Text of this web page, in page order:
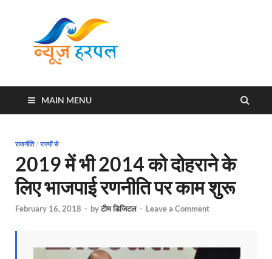
MAIN MENU
राजनीति/ राज्यों से
2019 में भी 2014 को दोहराने के
लिए भाजपाई रणनीति पर काम शुरू
February 16, 2018 - byटीम डिजिटल - Leave a Comment